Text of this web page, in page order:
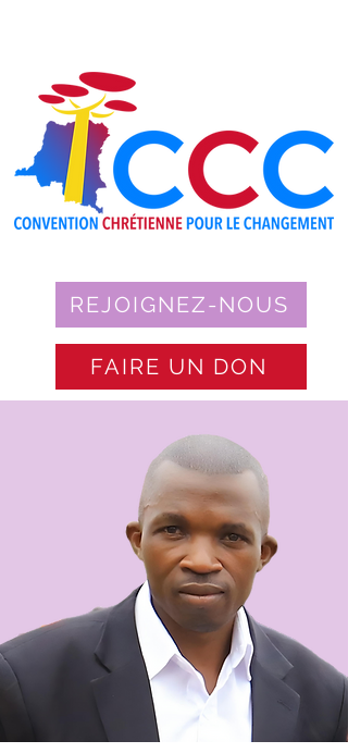
REJOIGNEZ-NOUS
FAIRE UN DON